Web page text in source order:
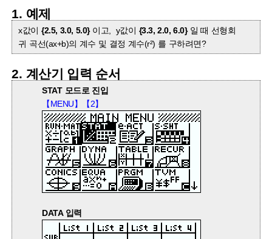
1. 예제
x값이{2.5, 3.0, 5.0}이고, y값이 {3.3, 2.0, 6.0}일 때 선형회
귀 곡선(ax+b)의 계수 및 결정 계수(r²) 를 구하려면?
2. 계산기 입력 순서
STAT 모드로 진입
【MENU】【2】
DATA 입력